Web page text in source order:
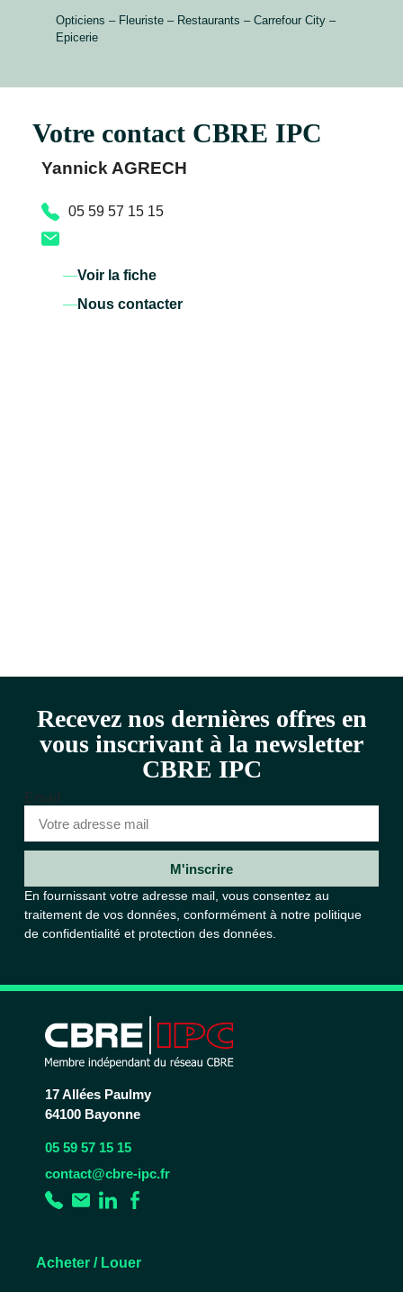
Opticiens – Fleuriste – Restaurants – Carrefour City –
Epicerie
Votre contact CBRE IPC
Yannick AGRECH
05 59 57 15 15
Voir la fiche
Nous contacter
Recevez nos dernières offres en
vous inscrivant à la newsletter
CBRE IPC
Email
M'inscrire
En fournissant votre adresse mail, vous consentez au
traitement de vos données, conformément à notre politique
de confidentialité et protection des données.
17 Allées Paulmy
64100 Bayonne
05 59 57 15 15
contact@cbre-ipc.fr
Acheter / Louer